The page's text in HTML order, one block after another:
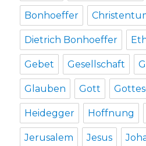
Bonhoeffer
Dietrich Bonhoeffer
Gebet Gesellschaft
Glauben Gott
Heidegger Hoffnung
Jerusalem Jesus